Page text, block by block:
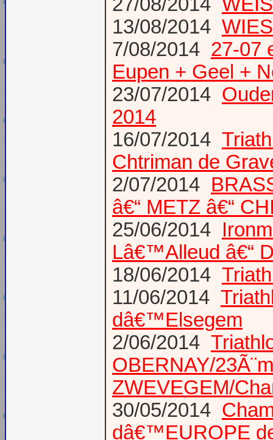
13/08/2014
7/08/2014 27-07
Eupen + Geel +
23/07/2014
2014
16/07/2014
Chtriman de
2/07/2014
â€“ METZ â€“
25/06/2014
Lâ€™Alleud â€“
18/06/2014
11/06/2014
dâ€™Elsegem
2/06/2014
OBERNAY/
ZWEVEGEM/
30/05/2014
dâ€™EUROPE